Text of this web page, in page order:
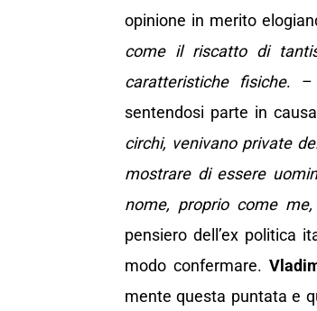
opinione in merito
come il riscatto di
caratteristiche fisiche. –
sentendosi parte in
circhi, venivano private
mostrare di essere
nome, proprio come
pensiero dell’ex politica
modo confermare.
mente questa puntata e